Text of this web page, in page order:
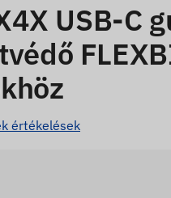
USB-C
értékelések